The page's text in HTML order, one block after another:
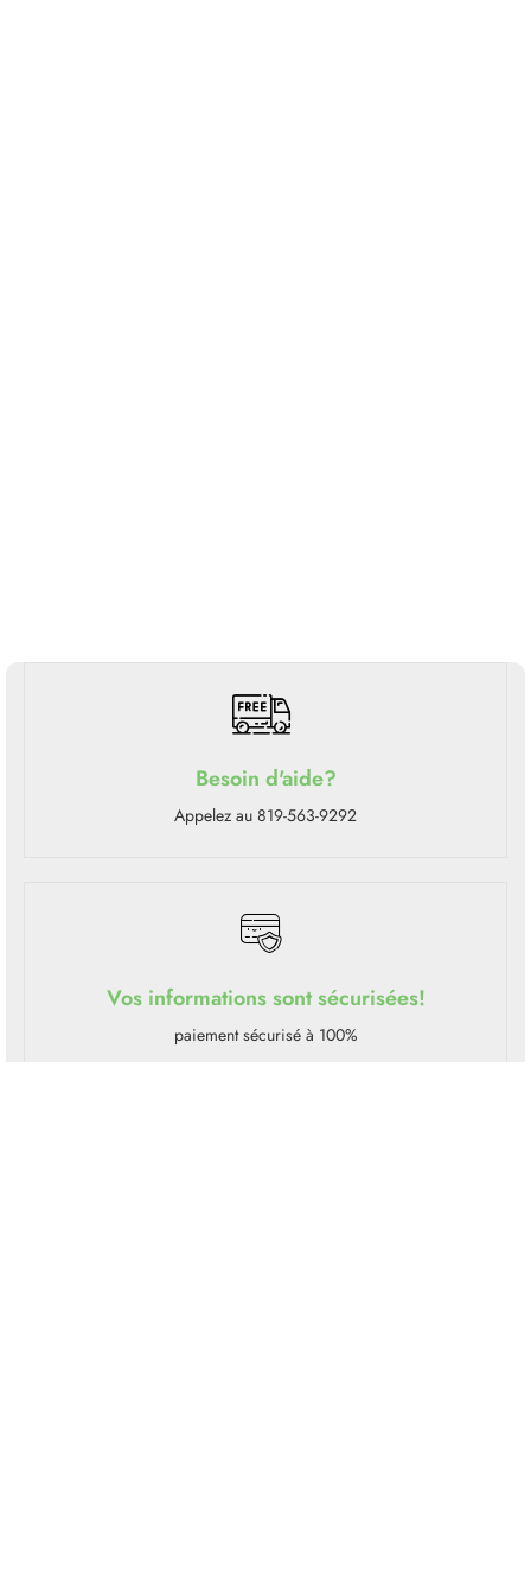
Besoin d'aide?
Appelez au 819-563-9292
Vos informations sont sécurisées!
paiement sécurisé à 100%